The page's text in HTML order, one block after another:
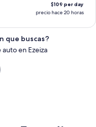
$109 per day
precio hace 20 horas
que buscas?
en Ezeiza